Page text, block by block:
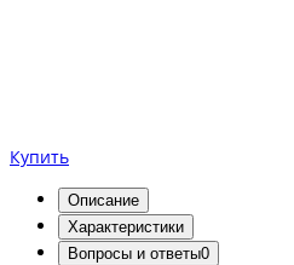
Купить
Описание
Характеристики
Вопросы и ответы0